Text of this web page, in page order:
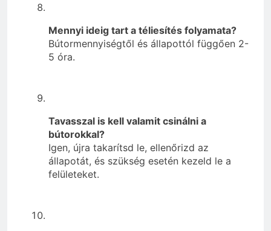
Mennyi ideig tart a téliesítés folyamata?
Bútormennyiségtől és állapottól függően 2-
5 óra.
Tavasszal is kell valamit csinálni a
bútorokkal?
Igen, újra takarítsd le, ellenőrizd az
állapotát, és szükség esetén kezeld le a
felületeket.